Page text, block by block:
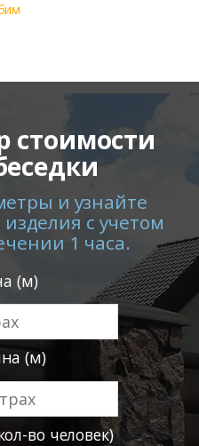
стоимости
и узнайте
с учетом
1 часа.
(м)
(м)
во человек)